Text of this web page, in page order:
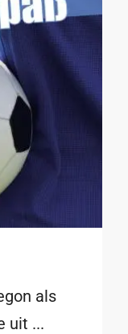
als
uit ...